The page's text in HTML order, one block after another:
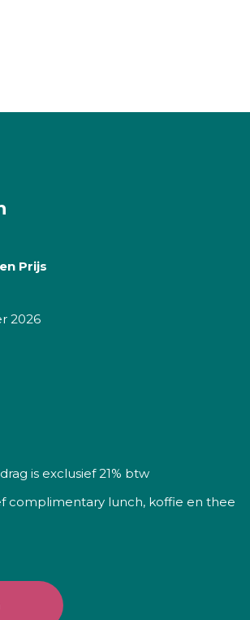
Prijs
2026
is exclusief 21% btw
complimentary lunch, koffie en thee